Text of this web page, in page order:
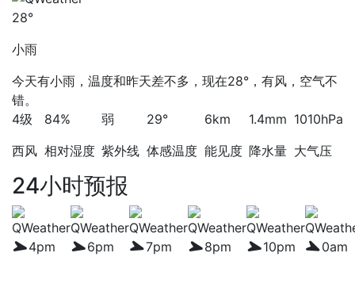
28°
小雨
今天有小雨，温度和昨天差不多，现在28°，有风，空气不
错。
4级
西风
84%
相对湿度
弱
紫外线
29°
体感温度
6km
能见度
1.4mm
降水量
1010hPa
大气压
24小时预报
4pm 6pm 7pm 8pm 10pm 0am